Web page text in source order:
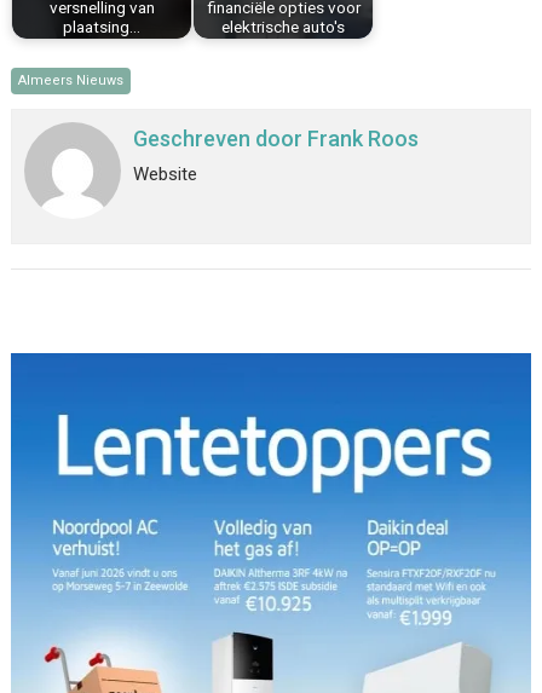
versnelling van
plaatsing…
financiële opties voor
elektrische auto's
Almeers Nieuws
Geschreven door Frank Roos
Website